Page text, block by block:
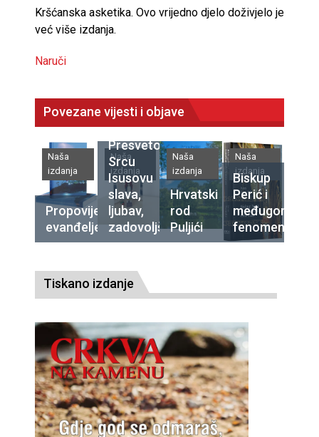
Kršćanska asketika. Ovo vrijedno djelo doživjelo je
već više izdanja.
Naruči
Povezane vijesti i objave
Naša
izdanja
Propovijedajte
evanđelje
Naša
izdanja
Presvetomu
Srcu
Isusovu
slava,
ljubav,
zadovoljština
Naša
izdanja
Hrvatski
rod
Puljići
Naša
izdanja
Biskup
Perić i
međugorski
fenomen
Tiskano izdanje